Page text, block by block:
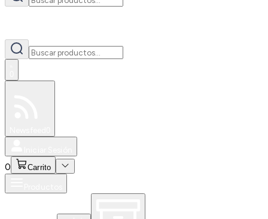
0 Carrito